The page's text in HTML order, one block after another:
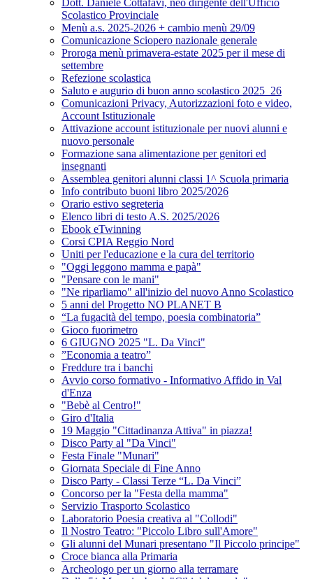
Dott. Daniele Cottafavi, neo dirigente dell'Ufficio
Scolastico Provinciale
Menù a.s. 2025-2026 + cambio menù 29/09
Comunicazione Sciopero nazionale generale
Proroga menù primavera-estate 2025 per il mese di
settembre
Refezione scolastica
Saluto e augurio di buon anno scolastico 2025_26
Comunicazioni Privacy, Autorizzazioni foto e video,
Account Istituzionale
Attivazione account istituzionale per nuovi alunni e
nuovo personale
Formazione sana alimentazione per genitori ed
insegnanti
Assemblea genitori alunni classi 1^ Scuola primaria
Info contributo buoni libro 2025/2026
Orario estivo segreteria
Elenco libri di testo A.S. 2025/2026
Ebook eTwinning
Corsi CPIA Reggio Nord
Uniti per l'educazione e la cura del territorio
"Oggi leggono mamma e papà"
"Pensare con le mani"
"Ne riparliamo" all'inizio del nuovo Anno Scolastico
5 anni del Progetto NO PLANET B
“La fugacità del tempo, poesia combinatoria”
Gioco fuorimetro
6 GIUGNO 2025 "L. Da Vinci"
”Economia a teatro”
Freddure tra i banchi
Avvio corso formativo - Informativo Affido in Val
d'Enza
"Bebè al Centro!"
Giro d'Italia
19 Maggio "Cittadinanza Attiva" in piazza!
Disco Party al "Da Vinci"
Festa Finale "Munari"
Giornata Speciale di Fine Anno
Disco Party - Classi Terze “L. Da Vinci”
Concorso per la "Festa della mamma"
Servizio Trasporto Scolastico
Laboratorio Poesia creativa al "Collodi"
Il Nostro Teatro: "Piccolo Libro sull'Amore"
Gli alunni del Munari presentano "Il Piccolo principe"
Croce bianca alla Primaria
Archeologo per un giorno alla terramare